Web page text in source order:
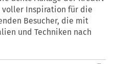
voller Inspiration für die
Besucher, die mit
und Techniken nach